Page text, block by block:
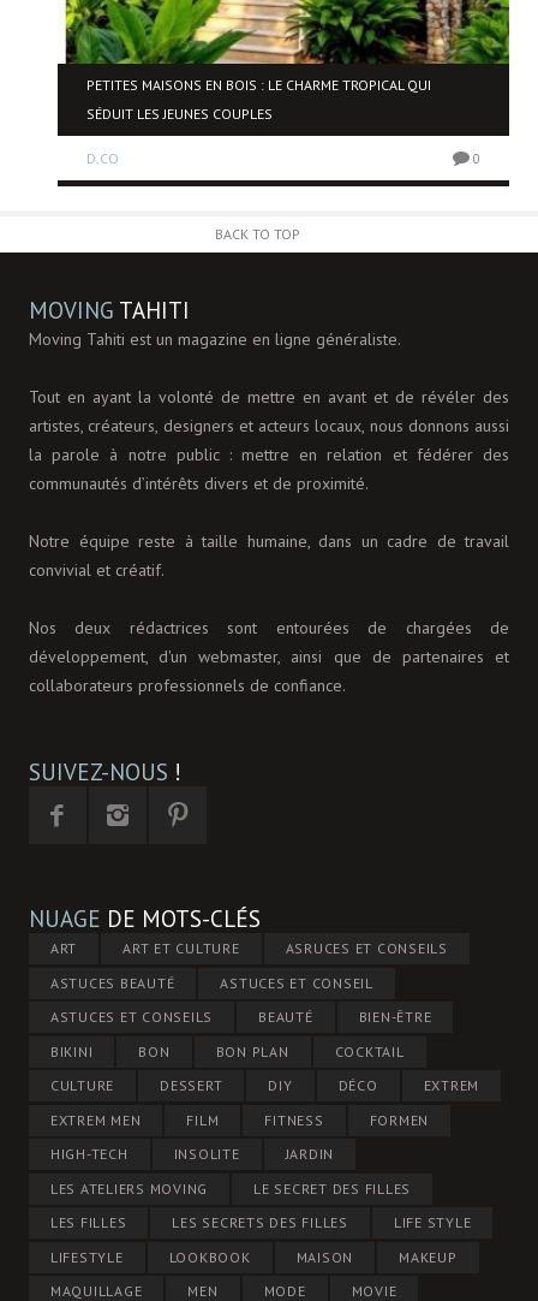
PETITES MAISONS EN BOIS : LE CHARME TROPICAL QUI
SÉDUIT LES JEUNES COUPLES
D.CO 0
BACK TO TOP
MOVING TAHITI
Moving Tahiti est un magazine en ligne généraliste.
Tout en ayant la volonté de mettre en avant et de révéler des
artistes, créateurs, designers et acteurs locaux, nous donnons aussi
la parole à notre public : mettre en relation et fédérer des
communautés d’intérêts divers et de proximité.
Notre équipe reste à taille humaine, dans un cadre de travail
convivial et créatif.
Nos deux rédactrices sont entourées de chargées de
développement, d'un webmaster, ainsi que de partenaires et
collaborateurs professionnels de confiance.
SUIVEZ-NOUS !
NUAGE DE MOTS-CLÉS
ART ART ET CULTURE
ASRUCES ET CONSEILS
ASTUCES BEAUTÉ
ASTUCES ET CONSEIL
ASTUCES ET CONSEILS
BEAUTÉ
BIEN-ÊTRE
BIKINI
BON BON PLAN
COCKTAIL
CULTURE
DESSERT DIY DÉCO
EXTREM
EXTREM MEN
FILM FITNESS
FORMEN
HIGH-TECH
INSOLITE
JARDIN
LES ATELIERS MOVING
LE SECRET DES FILLES
LES FILLES
LES SECRETS DES FILLES
LIFE STYLE
LIFESTYLE
LOOKBOOK MAISON
MAKEUP
MAQUILLAGE
MEN MODE MOVIE